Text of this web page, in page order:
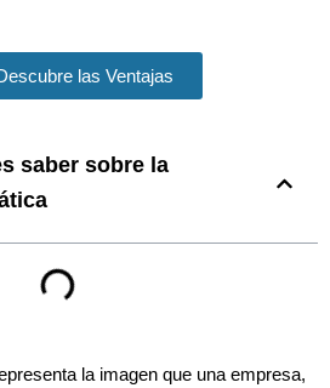
las Ventajas
saber sobre la
la imagen que una empresa,